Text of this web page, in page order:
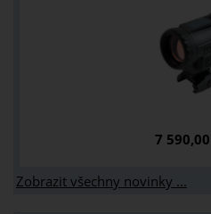
7
Zobrazit všechny novinky ...